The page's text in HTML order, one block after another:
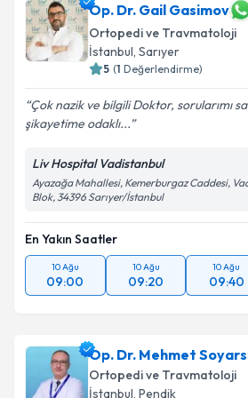
Op. Dr. Gail Gasimov
Ortopedi ve Travmatoloji
İstanbul, Sarıyer
5 (1 Değerlendirme)
Çok nazik ve bilgili Doktor, sorularımı
şikayetime odaklı...
Liv Hospital Vadistanbul
Ayazağa Mahallesi, Kemerburgaz Caddesi,
Blok, 34396 Sarıyer/İstanbul
En Yakın Saatler
10 Ağu
09:00
10 Ağu
09:20
10 Ağu
09:40
Op. Dr. Mehmet
Ortopedi ve Travmatoloji
İstanbul, Pendik